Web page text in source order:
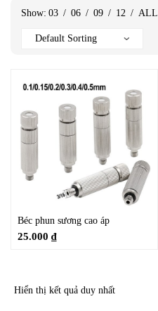
Show: 03 / 06 / 09 / 12 / ALL
Béc phun sương cao áp
25.000 ₫
Hiển thị kết quả duy nhất